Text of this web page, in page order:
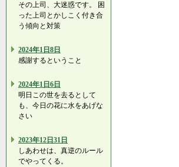
その上司、大迷惑です。 困
った上司とかしこく付き合
う傾向と対策
2024年1日8日
感謝するということ
2024年1日6日
明日この世を去るとして
も、今日の花に水をあげな
さい
2023年12日31日
しあわせは、真逆のルール
でやってくる。